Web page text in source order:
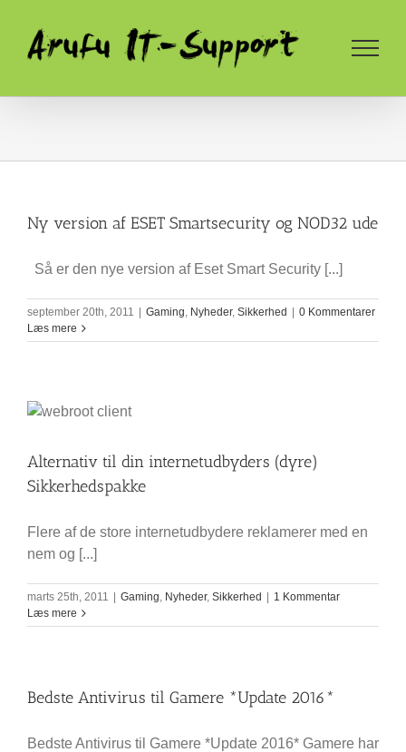
content
Ny version af ESET Smartsecurity og NOD32 ude
Så er den nye version af Eset Smart Security [...]
september 20th, 2011 Gaming, Nyheder, Sikkerhed
0 Kommentarer
Læs mere
Alternativ til din internetudbyders (dyre)
Sikkerhedspakke
Flere af de store internetudbydere reklamerer med en
nem og [...]
marts 25th, 2011 Gaming, Nyheder, Sikkerhed
1 Kommentar
Læs mere
Bedste Antivirus til Gamere *Update 2016*
Bedste Antivirus til Gamere *Update 2016* Gamere har